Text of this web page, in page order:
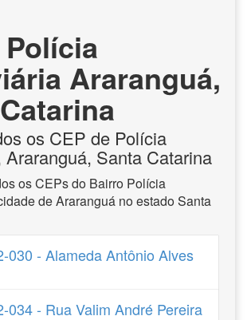
Araranguá,
os CEP de Polícia
Araranguá, Santa Catarina
os CEPs do Bairro Polícia
de Araranguá no estado Santa
030 - Alameda Antônio Alves
034 - Rua Valim André Pereira